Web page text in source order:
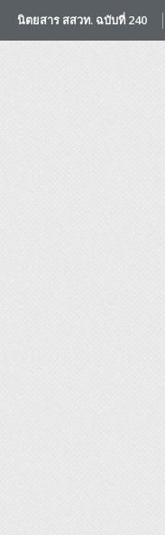
นิตยสาร สสวท. ฉบับที่ 240